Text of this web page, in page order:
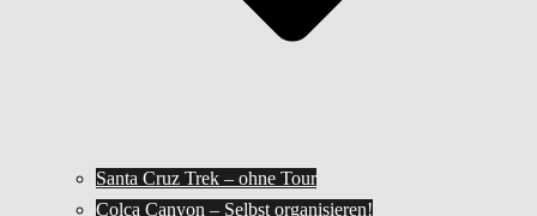
Santa Cruz Trek – ohne Tour
Colca Canyon – Selbst organisieren!